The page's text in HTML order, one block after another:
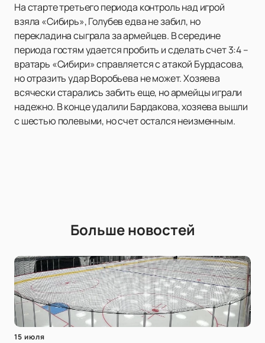
На старте третьего периода контроль над игрой
взяла «Сибирь», Голубев едва не забил, но
перекладина сыграла за армейцев. В середине
периода гостям удается пробить и сделать счет 3:4 –
вратарь «Сибири» справляется с атакой Бурдасова,
но отразить удар Воробьева не может. Хозяева
всячески старались забить еще, но армейцы играли
надежно. В конце удалили Бардакова, хозяева вышли
с шестью полевыми, но счет остался неизменным.
Больше новостей
15 июля